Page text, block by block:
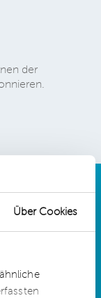
Über Cookies
der